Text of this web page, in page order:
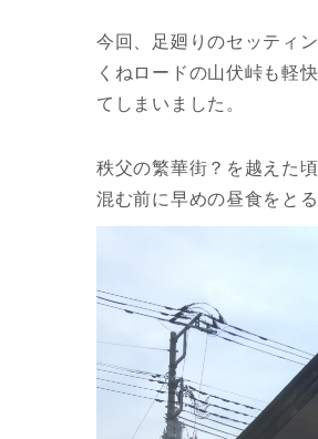
今回、足廻りのセッティ
くねロードの山伏峠も軽
てしまいました。
秩父の繁華街？を越えた
混む前に早めの昼食をと